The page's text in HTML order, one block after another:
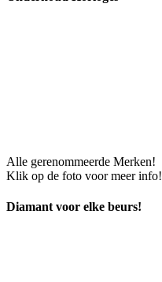
Alle gerenommeerde Merken!
Klik op de foto voor meer info!
Diamant voor elke beurs!